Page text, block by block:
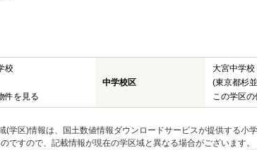
校
件を見る
中学校区
大宮中学校
(東京都杉
この学区
(学区)情報は、国土数値情報ダウンロードサービスが提供する小
ですので、記載情報が現在の学区域と異なる場合がございます。